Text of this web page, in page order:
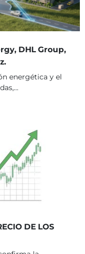
DHL Group,
energética y el
DE LOS